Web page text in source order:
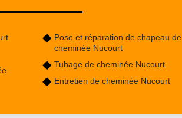
Pose et réparation de chapeau de
cheminée Nucourt
Tubage de cheminée Nucourt
Entretien de cheminée Nucourt